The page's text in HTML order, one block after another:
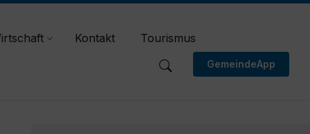
Kontakt Tourismus
GemeindeApp